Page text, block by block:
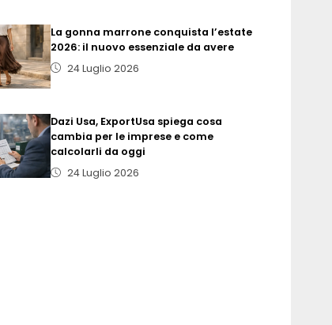
La gonna marrone conquista l’estate
2026: il nuovo essenziale da avere
24 Luglio 2026
Dazi Usa, ExportUsa spiega cosa
cambia per le imprese e come
calcolarli da oggi
24 Luglio 2026